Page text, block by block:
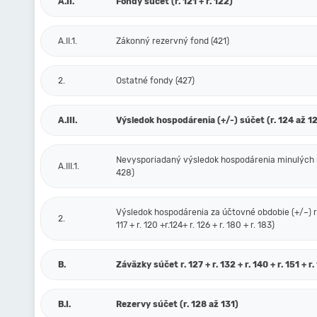
A.II.1. Zákonný rezervný fond (421)
2. Ostatné fondy (427)
A.III. Výsledok hospodárenia (+/-) súčet (r. 124 až
A.III.1.
Nevysporiadaný výsledok hospodárenia
428)
2.
Výsledok hospodárenia za účtovné obdobie (+/–)
117 + r. 120 +r.124+ r. 126 + r. 180 + r. 183)
B. Záväzky súčet r. 127 + r. 132 + r. 140 + r. 151 + r.
B.I. Rezervy súčet (r. 128 až 131)